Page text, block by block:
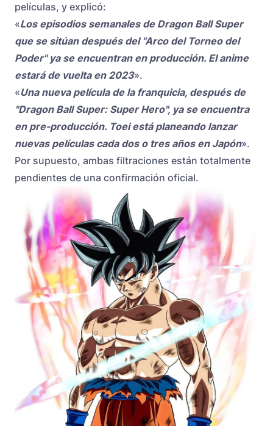
películas, y explicó:
«Los episodios semanales de Dragon Ball Super
que se sitúan después del "Arco del Torneo del
Poder" ya se encuentran en producción. El anime
estará de vuelta en 2023».
«Una nueva película de la franquicia, después de
"Dragon Ball Super: Super Hero", ya se encuentra
en pre-producción. Toei está planeando lanzar
nuevas películas cada dos o tres años en Japón».
Por supuesto, ambas filtraciones están totalmente
pendientes de una confirmación oficial.